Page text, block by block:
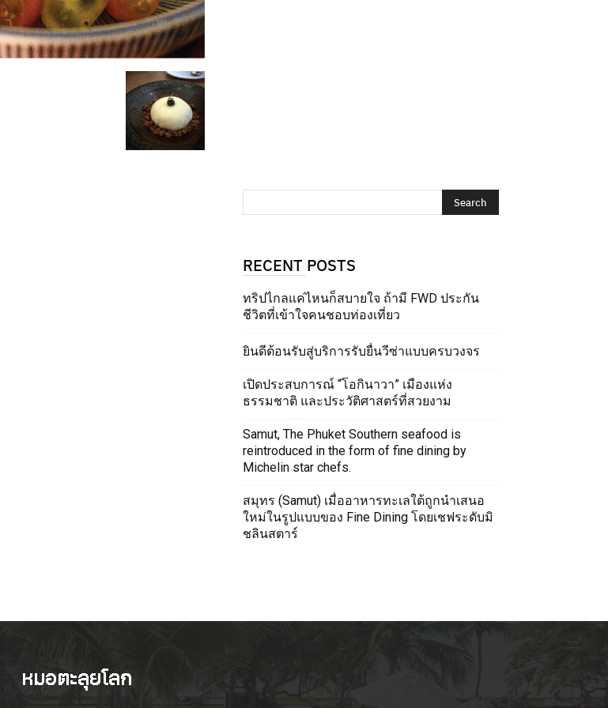
RECENT POSTS
ทริปไกลแค่ไหนก็สบายใจ ถ้ามี FWD ประกัน
ชีวิตที่เข้าใจคนชอบท่องเที่ยว
ยินดีต้อนรับสู่บริการรับยื่นวีซ่าแบบครบวงจร
เปิดประสบการณ์ “โอกินาวา” เมืองแห่ง
ธรรมชาติ และประวัติศาสตร์ที่สวยงาม
Samut, The Phuket Southern seafood is
reintroduced in the form of fine dining by
Michelin star chefs.
สมุทร (Samut) เมื่ออาหารทะเลใต้ถูกนำเสนอ
ใหม่ในรูปแบบของ Fine Dining โดยเชฟระดับมิ
ชลินสตาร์